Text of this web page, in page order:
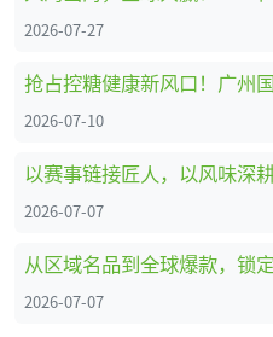
2026-07-27
2026-07-10
2026-07-07
从区域名品到全球爆款，锁
2026-07-07